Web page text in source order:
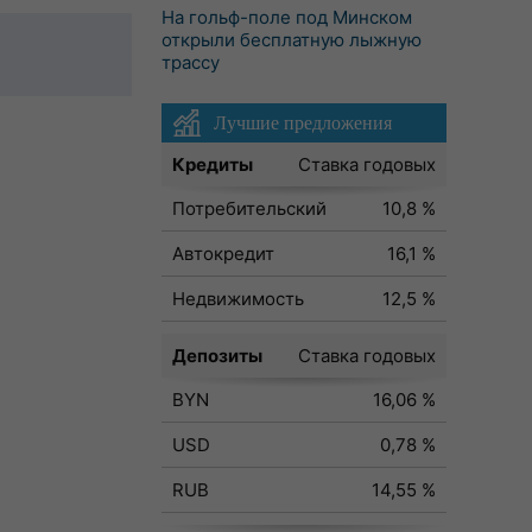
На гольф-поле под Минском
открыли бесплатную лыжную
трассу
Лучшие предложения
Кредиты
Ставка годовых
Потребительский
10,8 %
Автокредит
16,1 %
Недвижимость
12,5 %
Депозиты
Ставка годовых
BYN
16,06 %
USD
0,78 %
RUB
14,55 %